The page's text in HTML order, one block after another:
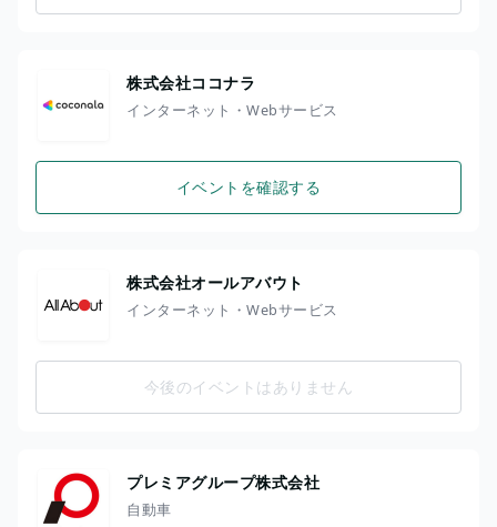
株式会社ココナラ
インターネット・Webサービス
イベントを確認する
株式会社オールアバウト
インターネット・Webサービス
今後のイベントはありません
プレミアグループ株式会社
自動車